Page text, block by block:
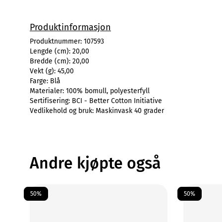
Produktinformasjon
Produktnummer: 107593
Lengde (cm): 20,00
Bredde (cm): 20,00
Vekt (g): 45,00
Farge: Blå
Materialer: 100% bomull, polyesterfyll
Sertifisering: BCI - Better Cotton Initiative
Vedlikehold og bruk: Maskinvask 40 grader
Andre kjøpte også
50% 50%